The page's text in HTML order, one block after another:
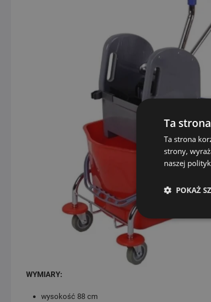
WYMIARY:
wysokość 88 cm
Ta
Ta strona
strony,
naszej
POKAŻ